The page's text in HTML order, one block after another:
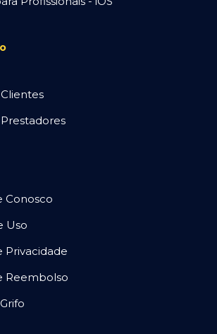
Conosco
Uso
Privacidade
Reembolso